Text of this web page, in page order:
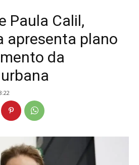
Paula Calil,
apresenta plano
da